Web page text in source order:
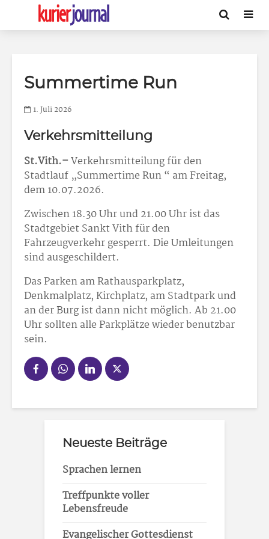
Summertime Run
1. Juli 2026
Verkehrsmitteilung
St.Vith.–Verkehrsmitteilung für den
Stadtlauf „Summertime Run “ am Freitag,
dem 10.07.2026.
Zwischen 18.30 Uhr und 21.00 Uhr ist das
Stadtgebiet Sankt Vith für den
Fahrzeugverkehr gesperrt. Die Umleitungen
sind ausgeschildert.
Das Parken am Rathausparkplatz,
Denkmalplatz, Kirchplatz, am Stadtpark und
an der Burg ist dann nicht möglich. Ab 21.00
Uhr sollten alle Parkplätze wieder benutzbar
sein.
Neueste Beiträge
Sprachen lernen
Treffpunkte voller
Lebensfreude
Evangelischer Gottesdienst